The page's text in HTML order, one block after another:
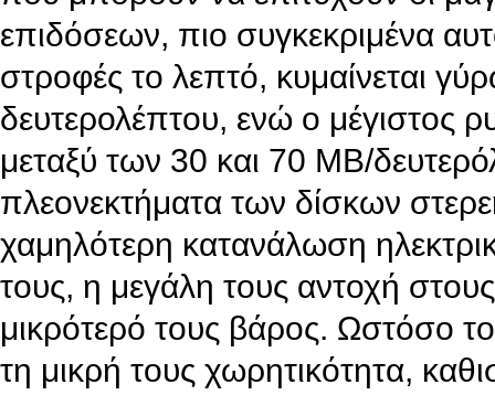
επιδόσεων, πιο συγκεκριμένα
στροφές το λεπτό, κυμαίνεται
δευτερολέπτου, ενώ ο μέγιστος
μεταξύ των 30 και 70 MB/
πλεονεκτήματα των δίσκων
χαμηλότερη κατανάλωση
τους, η μεγάλη τους αντοχή
μικρότερό τους βάρος. Ωστόσο
τη μικρή τους χωρητικότητα,